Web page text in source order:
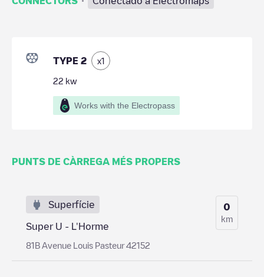
TYPE 2 x1
22 kw
Works with the Electropass
PUNTS DE CÀRREGA MÉS PROPERS
Superfície
Super U - L'Horme
81B Avenue Louis Pasteur 42152
0
km